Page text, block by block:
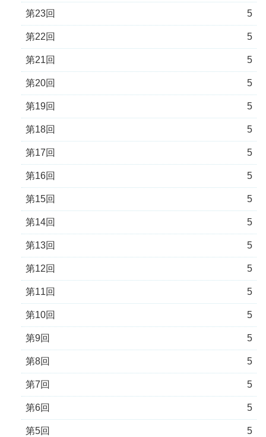
第23回 5
第22回 5
第21回 5
第20回 5
第19回 5
第18回 5
第17回 5
第16回 5
第15回 5
第14回 5
第13回 5
第12回 5
第11回 5
第10回 5
第9回 5
第8回 5
第7回 5
第6回 5
第5回 5